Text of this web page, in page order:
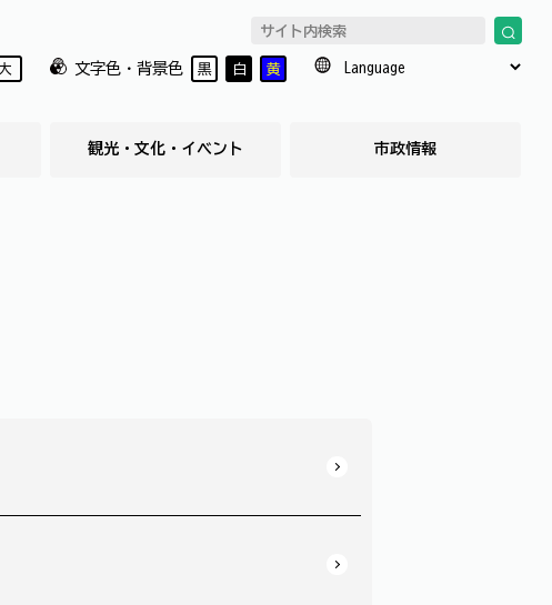
文字色・背景色 黒 白 黄
観光・文化・イベント 市政情報